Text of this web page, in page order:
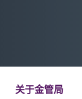
关于金管局